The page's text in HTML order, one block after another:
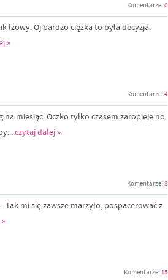
Komentarze: 0
Oj bardzo ciężka to była decyzja.
»
Komentarze: 4
miesiąc. Oczko tylko czasem zaropieje no
czytaj dalej »
Komentarze: 3
mi się zawsze marzyło, pospacerować z
Komentarze: 15